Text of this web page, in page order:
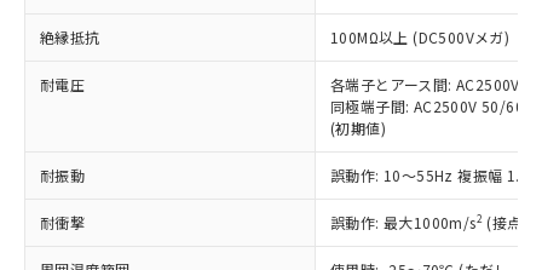
絶縁抵抗 100MΩ以上 (DC500Vメガ)
耐電圧
各端子とアース間: AC2500V
同極端子間: AC2500V 50/
(初期値)
耐振動 誤動作: 10～55Hz 複振幅
耐衝撃 誤動作: 最大1000m/s2 (接点
(税抜)を提供させていただくもので
当社制御機器事業取扱商品の中には、
本サービスの対象外となる商品もある
ことをご了承ください。
在庫状況および標準価格照会結果は、
記載している更新日時点での社内デー
タに基づき作成されるものであり、閲
覧された時点での実際の在庫および標
準価格とは異なる場合があることをご
非該当品：ライセンス料など無形物で、有
害物質有無と関係のない商品です。
仕入先様の事情により、非含有部品として
いたものが、含有品と判明した場合などや
むを得ず変更することがあります。
鉛(Pb) 1000ppm以下、 水銀(Hg) 1000ppm以下、 カド
「○」：最大均質材料含有率が中国RoHSの
基準値以下であることを示します。
「×」：最大均質材料含有率が中国RoHSの
基準値を超えていることを示します。
「－」：未確認です。当社販売部門へお問
*中国RoHS10物質の基準値 (GB/T26572)：
Pb(鉛) :1000ppm、 Hg(水銀) : 1000ppm、 Cd(カドミウ
Cr(Ⅵ)(六価クロム) : 1000ppm、 PBBs(ポリ臭化ビフェ
当社は、これら貴社製品のうち、外国
為替および外国貿易法に定める商品
（以下｢規制貨物等」という）を輸出
または国外への提供する場合は、日本
国政府の輸出許可(または役務取引許